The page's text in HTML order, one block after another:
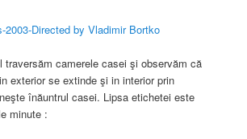
traversăm camerele casei şi observăm că
exterior se extinde şi in interior prin
înăuntrul casei. Lipsa etichetei este
minute :